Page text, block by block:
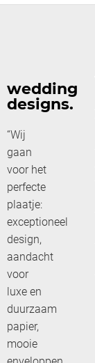
wedding
designs.
“Wij
gaan
voor het
perfecte
plaatje:
exceptioneel
design,
aandacht
voor
luxe en
duurzaam
papier,
mooie